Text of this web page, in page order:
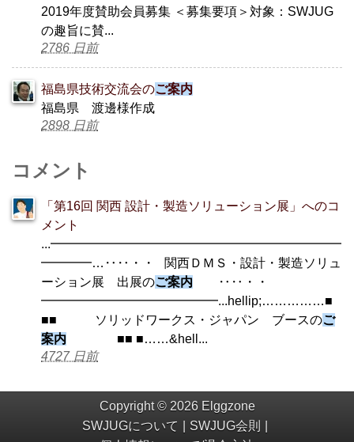
2019年度賛助会員募集 ＜募集要項＞対象：SWJUG
の趣旨に賛...
2786 日前
福島県技術交流会のご案内
福島県 渡邊様作成
2898 日前
コメント
「第16回 関西 設計・製造ソリューション展」へのコ
メント
...━━━━━━━━━━━━━━━━━━━━━━━
━━━━…‥‥・・ 関西ＤＭＳ・設計・製造ソリュ
ーション展 出展のご案内 ‥‥・・
━━━━━━━━━━━━━━...hellip;……………■
■■ ソリッドワークス・ジャパン ブースのご
案内 ■■ ■……&hell...
4727 日前
Copyright © 2026 Elggzone
SWJUGについて
SWJUG会則